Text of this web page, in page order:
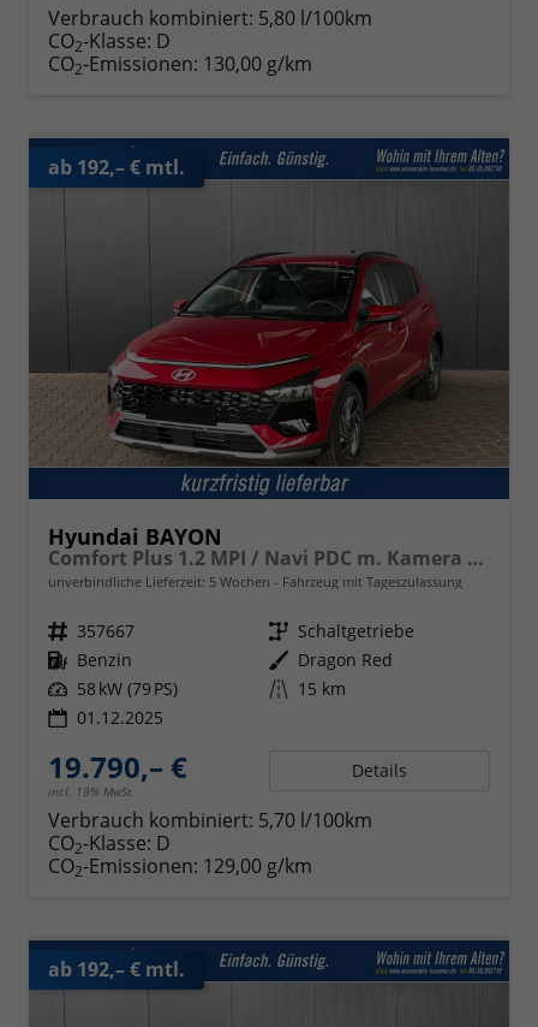
Verbrauch kombiniert: 5,80 l/100km
CO2-Klasse: D
CO2-Emissionen: 130,00 g/km
ab 192,– € mtl.
Hyundai BAYON
Comfort Plus 1.2 MPI / Navi PDC m. Kamera Klimaautom./ LED Sitz & Lenkr.Heiz/ Alu16
unverbindliche Lieferzeit: 5 Wochen Fahrzeug mit Tageszulassung
Fahrzeugnr. 357667 Getriebe Schaltgetriebe
Kraftstoff Benzin Außenfarbe Dragon Red
Leistung 58 kW (79 PS) Kilometerstand 15 km
01.12.2025
19.790,– €
incl. 19% MwSt.
Details
Verbrauch kombiniert: 5,70 l/100km
CO2-Klasse: D
CO2-Emissionen: 129,00 g/km
ab 192,– € mtl.